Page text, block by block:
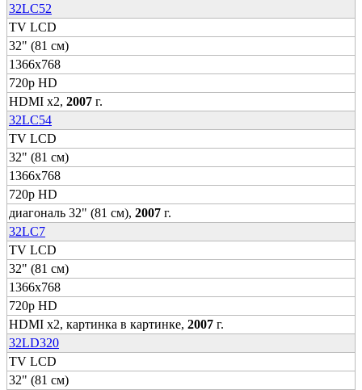
32LC52
TV LCD
32" (81 см)
1366x768
720p HD
HDMI x2, 2007 г.
32LC54
TV LCD
32" (81 см)
1366x768
720p HD
диагональ 32" (81 см), 2007 г.
32LC7
TV LCD
32" (81 см)
1366x768
720p HD
HDMI x2, картинка в картинке, 2007 г.
32LD320
TV LCD
32" (81 см)